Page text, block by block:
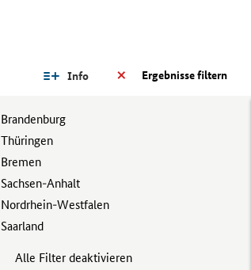
Ergebnisse filtern
Info
Brandenburg
Thüringen
Bremen
Sachsen-Anhalt
Nordrhein-Westfalen
Saarland
Alle Filter deaktivieren